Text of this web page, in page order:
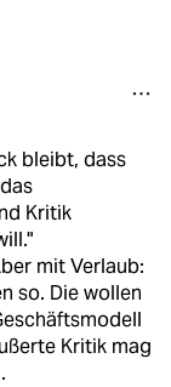
bleibt, dass
Kritik
mit Verlaub:
so. Die wollen
Kritik mag